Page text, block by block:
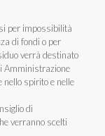
per impossibilità
di fondi o per
verrà destinato
Amministrazione
nello spirito e nelle
di
verranno scelti